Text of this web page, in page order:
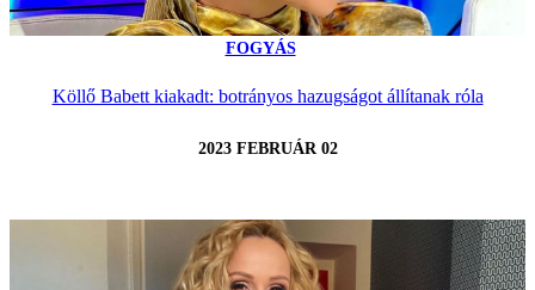
FOGYÁS
Köllő Babett kiakadt: botrányos hazugságot állítanak róla
2023 FEBRUÁR 02